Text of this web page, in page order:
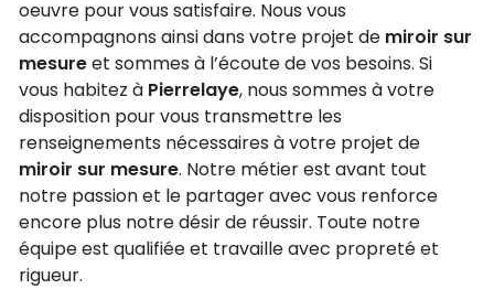
oeuvre pour vous satisfaire. Nous vous
accompagnons ainsi dans votre projet de miroir sur
mesureet sommes à l’écoute de vos besoins. Si
vous habitez à Pierrelaye, nous sommes à votre
disposition pour vous transmettre les
renseignements nécessaires à votre projet de
miroir sur mesure. Notre métier est avant tout
notre passion et le partager avec vous renforce
encore plus notre désir de réussir. Toute notre
équipe est qualifiée et travaille avec propreté et
rigueur.